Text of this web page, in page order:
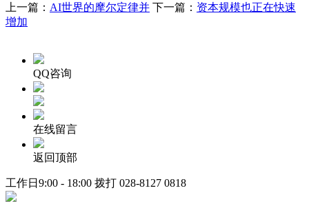
上一篇： AI世界的摩尔定律并 下一篇： 资本规模也正在快速
增加
QQ咨询
在线留言
返回顶部
工作日9:00 - 18:00 拨打 028-8127 0818